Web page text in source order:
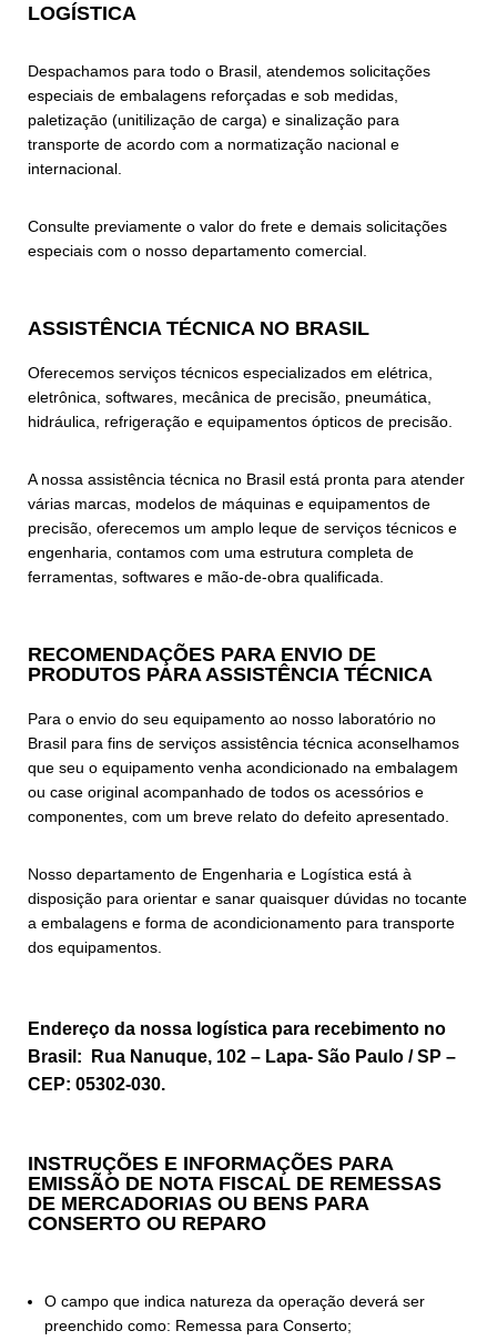
LOGÍSTICA
Despachamos para todo o Brasil, atendemos solicitações
especiais de embalagens reforçadas e sob medidas,
paletizaçāo (unitilizaçāo de carga) e sinalização para
transporte de acordo com a normatização nacional e
internacional.
Consulte previamente o valor do frete e demais solicitações
especiais com o nosso departamento comercial.
ASSISTÊNCIA TÉCNICA NO BRASIL
Oferecemos serviços técnicos especializados em elétrica,
eletrônica, softwares, mecânica de precisão, pneumática,
hidráulica, refrigeração e equipamentos ópticos de precisão.
A nossa assistência técnica no Brasil está pronta para atender
várias marcas, modelos de máquinas e equipamentos de
precisão, oferecemos um amplo leque de serviços técnicos e
engenharia, contamos com uma estrutura completa de
ferramentas, softwares e mão-de-obra qualificada.
RECOMENDAÇÕES PARA ENVIO DE
PRODUTOS PARA ASSISTÊNCIA TÉCNICA
Para o envio do seu equipamento ao nosso laboratório no
Brasil para fins de serviços assistência técnica aconselhamos
que seu o equipamento venha acondicionado na embalagem
ou case original acompanhado de todos os acessórios e
componentes, com um breve relato do defeito apresentado.
Nosso departamento de Engenharia e Logística está à
disposição para orientar e sanar quaisquer dúvidas no tocante
a embalagens e forma de acondicionamento para transporte
dos equipamentos.
Endereço da nossa logística para recebimento no
Brasil: Rua Nanuque, 102 – Lapa- São Paulo / SP –
CEP: 05302-030.
INSTRUÇÕES E INFORMAÇÕES PARA
EMISSÃO DE NOTA FISCAL DE REMESSAS
DE MERCADORIAS OU BENS PARA
CONSERTO OU REPARO
O campo que indica natureza da operação deverá ser
preenchido como: Remessa para Conserto;